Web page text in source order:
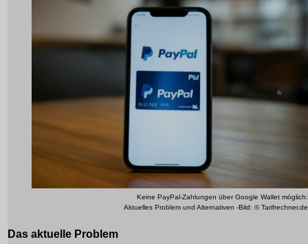
Keine PayPal-Zahlungen über Google Wallet möglich:
Aktuelles Problem und Alternativen -Bild: © Tarifrechner.de
Das aktuelle Problem